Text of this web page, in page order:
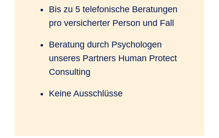
Bis zu 5 telefonische Beratungen
pro versicherter Person und Fall
Beratung durch Psychologen
unseres Partners Human Protect
Consulting
Keine Ausschlüsse